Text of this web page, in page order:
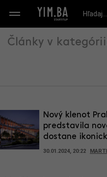
Články v
Nový klenot
predstavila
dostane
30.01.2024, 20:22